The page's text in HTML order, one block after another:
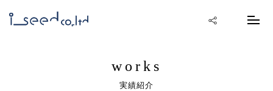
works
実績紹介